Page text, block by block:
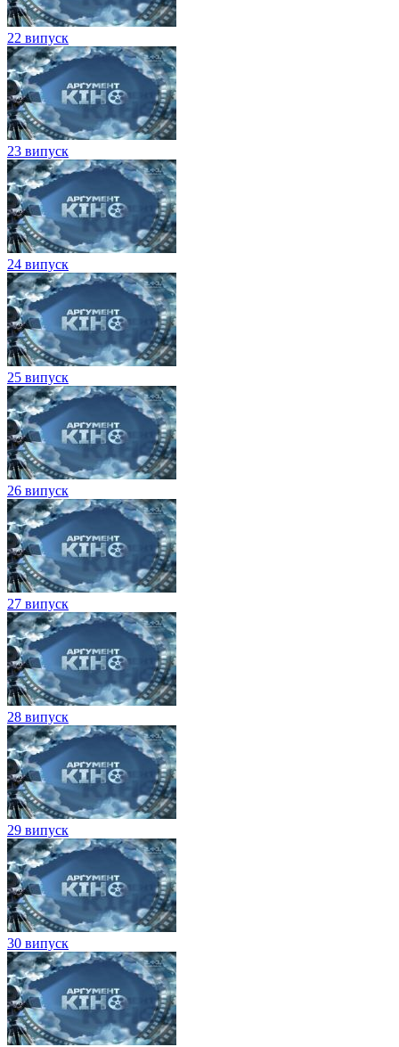
22 випуск
23 випуск
24 випуск
25 випуск
26 випуск
27 випуск
28 випуск
29 випуск
30 випуск